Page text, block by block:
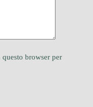
browser per